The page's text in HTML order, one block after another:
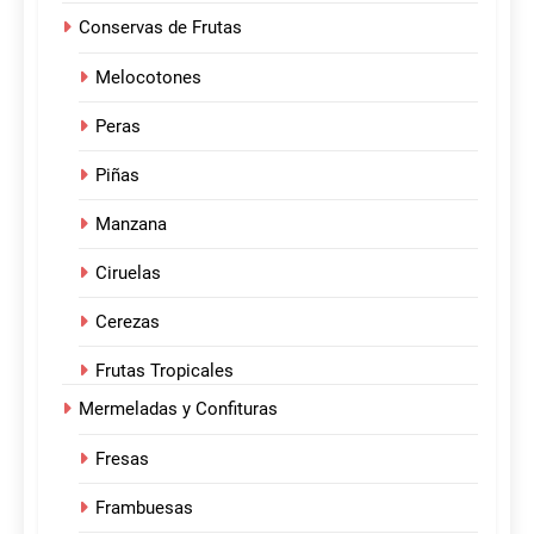
Conservas de Frutas
Melocotones
Peras
Piñas
Manzana
Ciruelas
Cerezas
Frutas Tropicales
Mermeladas y Confituras
Fresas
Frambuesas